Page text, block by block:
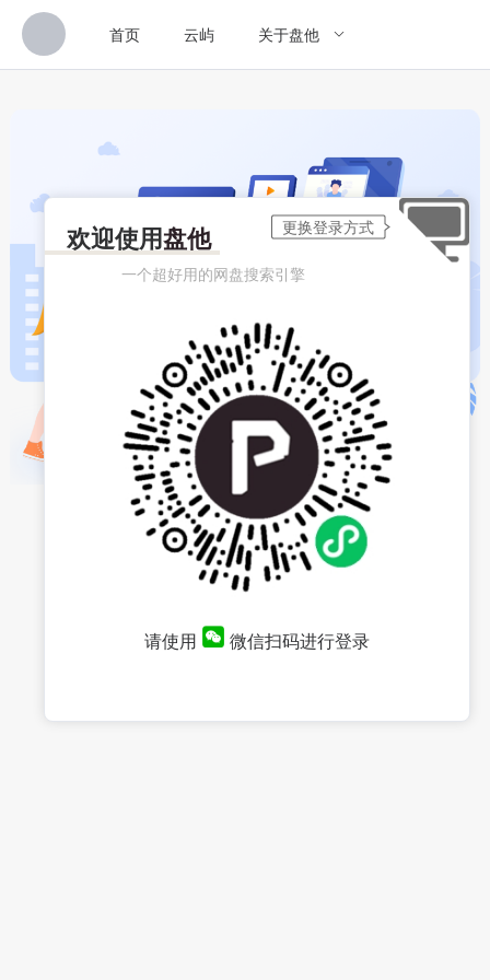
首页 云屿 关于盘他
欢迎使用盘他
一个超好用的网盘搜索引擎
请使用 微信扫码进行登录